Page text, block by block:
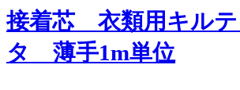
接着芯 衣類用キルテ
タ 薄手1m単位